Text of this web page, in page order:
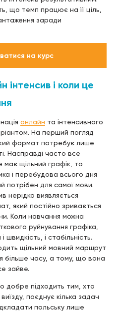
що темп працює на її ціль,
заради
на курс
інтенсив і коли це
онлайн та інтенсивного
На перший погляд
формат потребує лише
Насправді часто все
щільний графік, то
і перебудова всього дня
потрібен для самої мови.
нерідко виявляється
який постійно зривається
Коли навчання можна
руйнування графіка,
і стабільність.
щільний мовний маршрут
більше часу, а тому, що вона
зайве.
добре підходить тим, хто
поєднує кілька задач
польську лише